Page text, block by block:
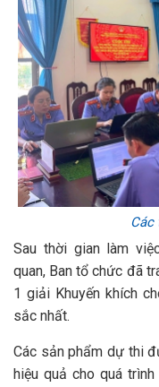
Các
Sau thời gian làm
quan, Ban tổ chức đã
1 giải Khuyến khích
sắc nhất.
Các sản phẩm dự thi
hiệu quả cho quá